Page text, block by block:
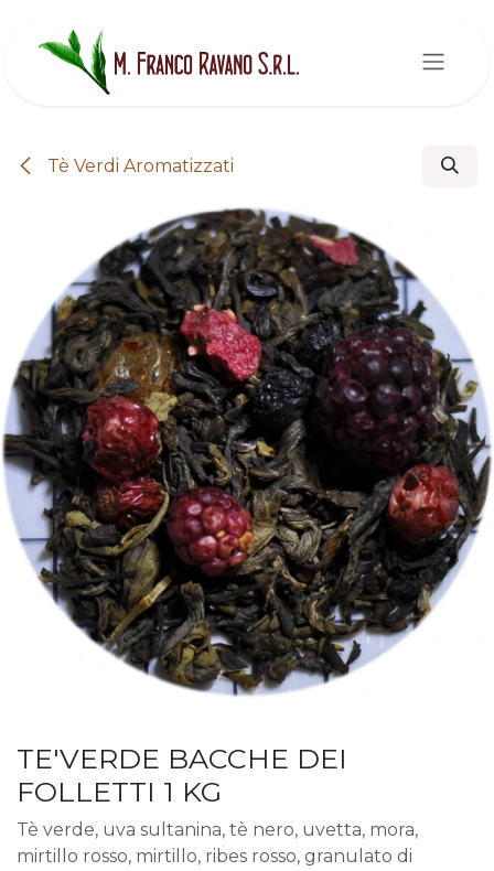
Tè Verdi Aromatizzati
TE'VERDE BACCHE DEI
FOLLETTI 1 KG
Tè verde, uva sultanina, tè nero, uvetta, mora,
mirtillo rosso, mirtillo, ribes rosso, granulato di